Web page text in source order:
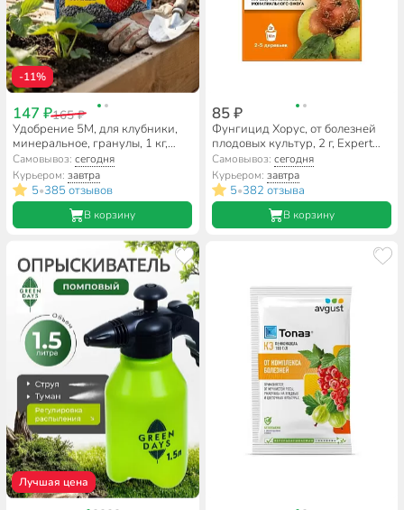
-11%
147 ₽165 ₽
Удобрение 5М, для клубники,
минеральное, гранулы, 1 кг,
Фаско
Самовывоз:сегодня
Курьером:завтра
5•385 отзывов
В корзину
85 ₽
Фунгицид Хорус, от болезней
плодовых культур, 2 г, Expert
Garden
Самовывоз: сегодня
Курьером: завтра
5•382 отзыва
В корзину
Лучшая цена